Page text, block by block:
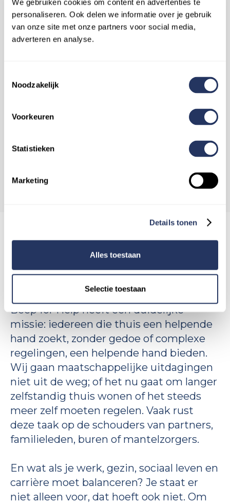
We gebruiken cookies om content en advertenties te
personaliseren. Ook delen we informatie over je gebruik
van onze site met onze partners voor social media,
adverteren en analyse.
Noodzakelijk
Voorkeuren
Statistieken
Marketing
Details tonen
Alles toestaan
Selectie toestaan
afgeronde taken in
de historie. Bij de
de duur van de klus
Makkelijk voor je
WAAROM BEEP FOR HELP
Waarom Beep for Help?
Beep for Help heeft één duidelijke
missie: iedereen die thuis een helpende
hand zoekt, zonder gedoe of complexe
regelingen, een helpende hand bieden.
Wij gaan maatschappelijke uitdagingen
niet uit de weg; of het nu gaat om langer
zelfstandig thuis wonen of het steeds
meer zelf moeten regelen. Vaak rust
deze taak op de schouders van partners,
familieleden, buren of mantelzorgers.
En wat als je werk, gezin, sociaal leven en
carrière moet balanceren? Je staat er
niet alleen voor, dat hoeft ook niet. Om